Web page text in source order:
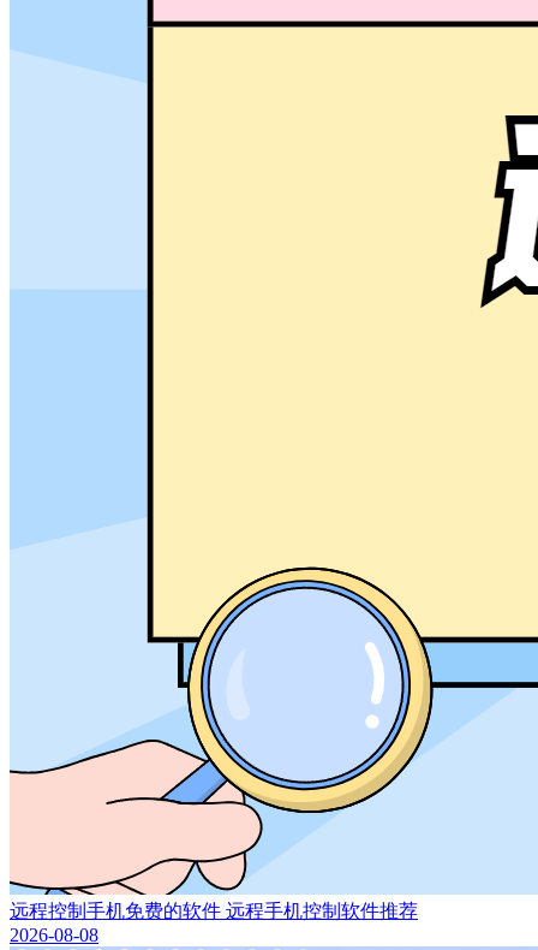
远程控制手机免费的软件 远程手机控制软件推荐
2026-08-08